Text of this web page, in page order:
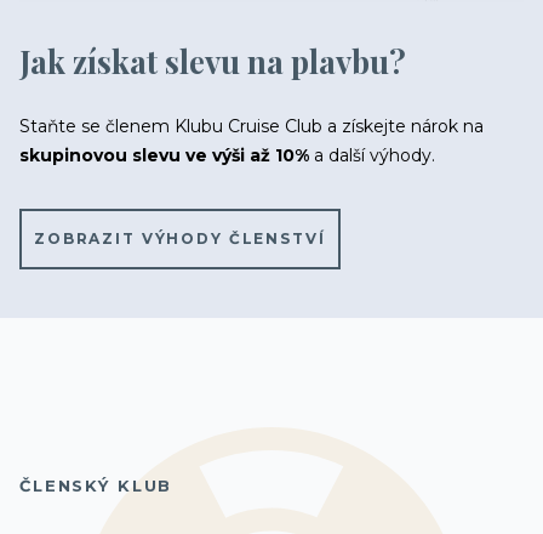
Jak získat slevu na plavbu?
Staňte se členem Klubu Cruise Club a získejte nárok na
skupinovou slevu ve výši až 10% a další výhody.
ZOBRAZIT VÝHODY ČLENSTVÍ
ČLENSKÝ KLUB
Odesláním souhlasíte se
zpracováním osobních údajů